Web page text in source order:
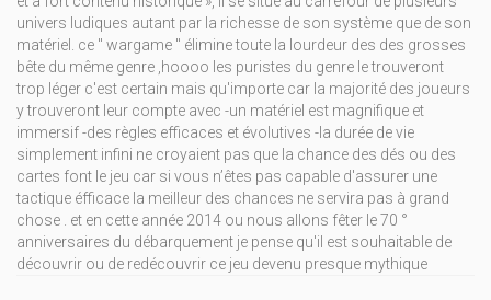
univers ludiques autant par la richesse de son système que de son
matériel. ce " wargame " élimine toute la lourdeur des des grosses
bête du même genre ,hoooo les puristes du genre le trouveront
trop léger c'est certain mais qu'importe car la majorité des joueurs
y trouveront leur compte avec -un matériel est magnifique et
immersif -des règles efficaces et évolutives -la durée de vie
simplement infini ne croyaient pas que la chance des dés ou des
cartes font le jeu car si vous n’êtes pas capable d'assurer une
tactique éfficace la meilleur des chances ne servira pas à grand
chose . et en cette année 2014 ou nous allons fêter le 70 °
anniversaires du débarquement je pense qu'il est souhaitable de
découvrir ou de redécouvrir ce jeu devenu presque mythique